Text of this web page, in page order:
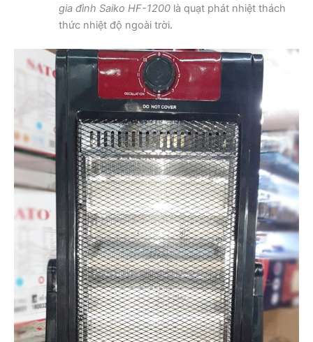
gia đình Saiko HF-1200là quạt phát nhiệt thách
thức nhiệt độ ngoài trời.